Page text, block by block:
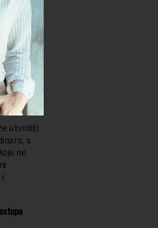
do
izreći
utvrditi
s
ne
i